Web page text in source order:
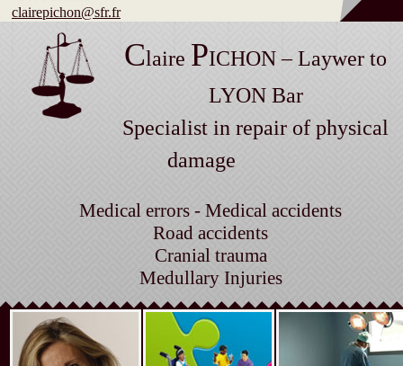
clairepichon@sfr.fr
Claire PICHON – Laywer to
LYON Bar
Specialist in repair of physical
damage
Medical errors - Medical accidents
Road accidents
Cranial trauma
Medullary Injuries